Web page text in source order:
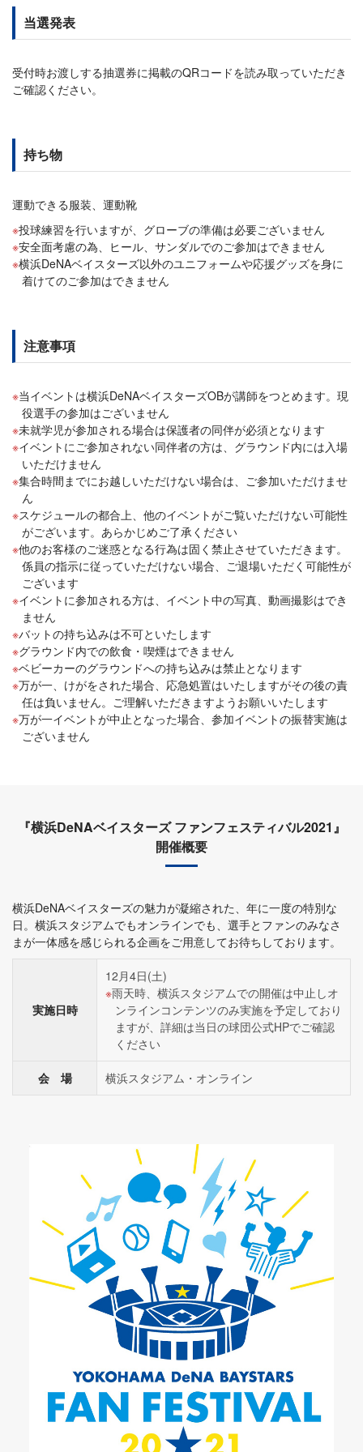
当選発表
受付時お渡しする抽選券に掲載のQRコードを読み取っていただき
ご確認ください。
持ち物
運動できる服装、運動靴
投球練習を行いますが、グローブの準備は必要ございません
安全面考慮の為、ヒール、サンダルでのご参加はできません
横浜DeNAベイスターズ以外のユニフォームや応援グッズを身に
着けてのご参加はできません
注意事項
当イベントは横浜DeNAベイスターズOBが講師をつとめます。現
役選手の参加はございません
未就学児が参加される場合は保護者の同伴が必須となります
イベントにご参加されない同伴者の方は、グラウンド内には入場
いただけません
集合時間までにお越しいただけない場合は、ご参加いただけませ
ん
スケジュールの都合上、他のイベントがご覧いただけない可能性
がございます。あらかじめご了承ください
他のお客様のご迷惑となる行為は固く禁止させていただきます。
係員の指示に従っていただけない場合、ご退場いただく可能性が
ございます
イベントに参加される方は、イベント中の写真、動画撮影はでき
ません
バットの持ち込みは不可といたします
グラウンド内での飲食・喫煙はできません
ベビーカーのグラウンドへの持ち込みは禁止となります
万が一、けがをされた場合、応急処置はいたしますがその後の責
任は負いません。ご理解いただきますようお願いいたします
万が一イベントが中止となった場合、参加イベントの振替実施は
ございません
『横浜DeNAベイスターズ ファンフェスティバル2021』
開催概要
横浜DeNAベイスターズの魅力が凝縮された、年に一度の特別な
日。横浜スタジアムでもオンラインでも、選手とファンのみなさ
まが一体感を感じられる企画をご用意してお待ちしております。
実施日時
12月4日(土)
雨天時、横浜スタジアムでの開催は中止しオ
ンラインコンテンツのみ実施を予定しており
ますが、詳細は当日の球団公式HPでご確認
ください
会 場 横浜スタジアム・オンライン